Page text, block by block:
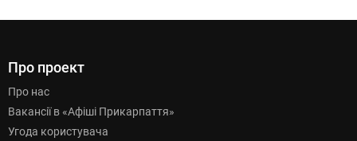
Про проект
Про нас
Вакансії в «Афіші Прикарпаття»
Угода користувача